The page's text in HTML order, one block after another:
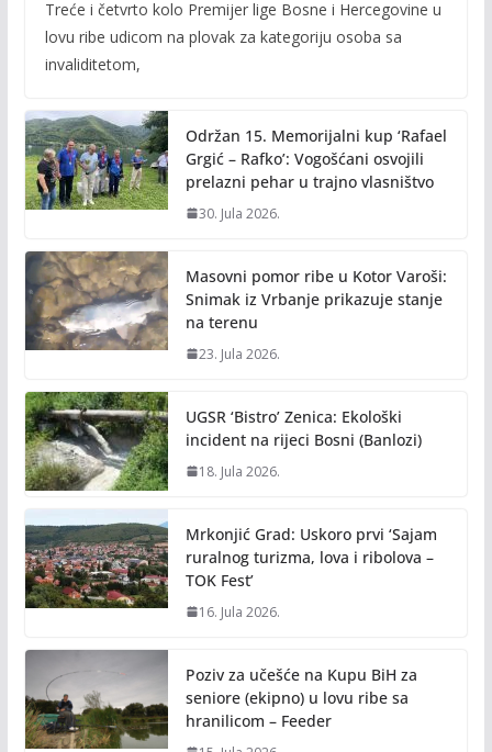
e
b
o
k
itt
er
ai p
n
k
Treće i četvrto kolo Premijer lige Bosne i Hercegovine u
lovu ribe udicom na plovak za kategoriju osoba sa
invaliditetom,
Održan 15. Memorijalni kup ‘Rafael
Grgić – Rafko’: Vogošćani osvojili
prelazni pehar u trajno vlasništvo
30. Jula 2026.
Masovni pomor ribe u Kotor Varoši:
Snimak iz Vrbanje prikazuje stanje
na terenu
23. Jula 2026.
UGSR ‘Bistro’ Zenica: Ekološki
incident na rijeci Bosni (Banlozi)
18. Jula 2026.
Mrkonjić Grad: Uskoro prvi ‘Sajam
ruralnog turizma, lova i ribolova –
TOK Fest’
16. Jula 2026.
Poziv za učešće na Kupu BiH za
seniore (ekipno) u lovu ribe sa
hranilicom – Feeder